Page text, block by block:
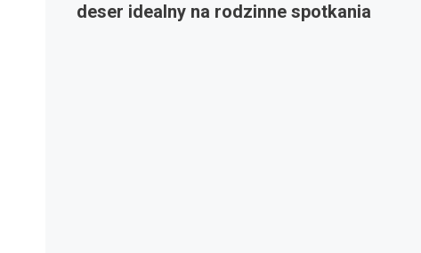
deser idealny na rodzinne spotkania